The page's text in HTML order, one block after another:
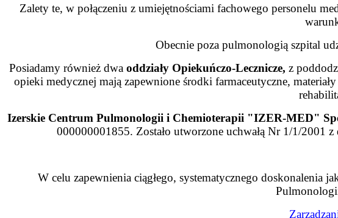
Zalety te, w połączeniu z umiejętnościami fachowego personelu
Obecnie poza pulmonologią szpital
Posiadamy również dwa oddziały Opiekuńczo-Lecznicze, z
opieki medycznej mają zapewnione środki farmaceutyczne,
Izerskie Centrum Pulmonologii i Chemioterapii "IZER-MED"
000000001855. Zostało utworzone uchwałą Nr 1/1/2001
W celu zapewnienia ciągłego, systematycznego doskonalenia